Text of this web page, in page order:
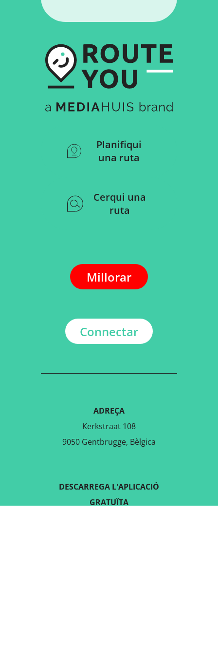
Planifiqui
una ruta
Cerqui una
ruta
Millorar
Connectar
ADREÇA
Kerkstraat 108
9050 Gentbrugge, Bèlgica
DESCARREGA L'APLICACIÓ
GRATUÏTA